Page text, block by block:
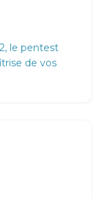
le pentest
de vos